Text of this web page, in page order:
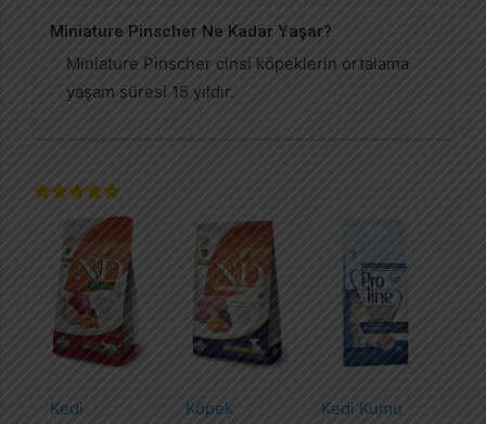
Miniature Pinscher Ne Kadar Yaşar?
Miniature Pinscher cinsi köpeklerin ortalama
yaşam süresi 15 yıldır.
Kedi
Köpek
Kedi Kumu